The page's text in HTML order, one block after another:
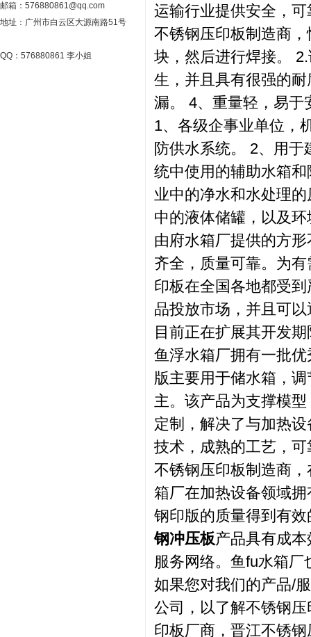
运输行业提供安全，
不锈钢压印板制造商
块，然后进行焊接。
生，并且具有很强的
漏。 4、重量轻，易于
1、各级企事业单位，
防供水系统。 2、用
统中使用的辅助水箱
业中的净水和水处理
中的液体储罐，以及
由府水箱厂提供的方
齐全，质量可靠。为
印板在全国各地都受
品投放市场，并且可
目前正在扩展其开发
鱼浮水箱厂拥有一批
版主要用于储水箱，
主。该产品为支撑模
定制，解决了与加热
技术，成熟的工艺，
不锈钢压印板制造商
箱厂在加热设备领域
钢印版的质量得到有
钢冲压板产品具有成
服务网络。鱼fu水箱
如果您对我们的产品/
公司，以了解不锈钢
印板厂商，晋江不锈
邮箱：576880861@qq.com
地址：广州市白云区大源南路51号
QQ：576880861 李小姐